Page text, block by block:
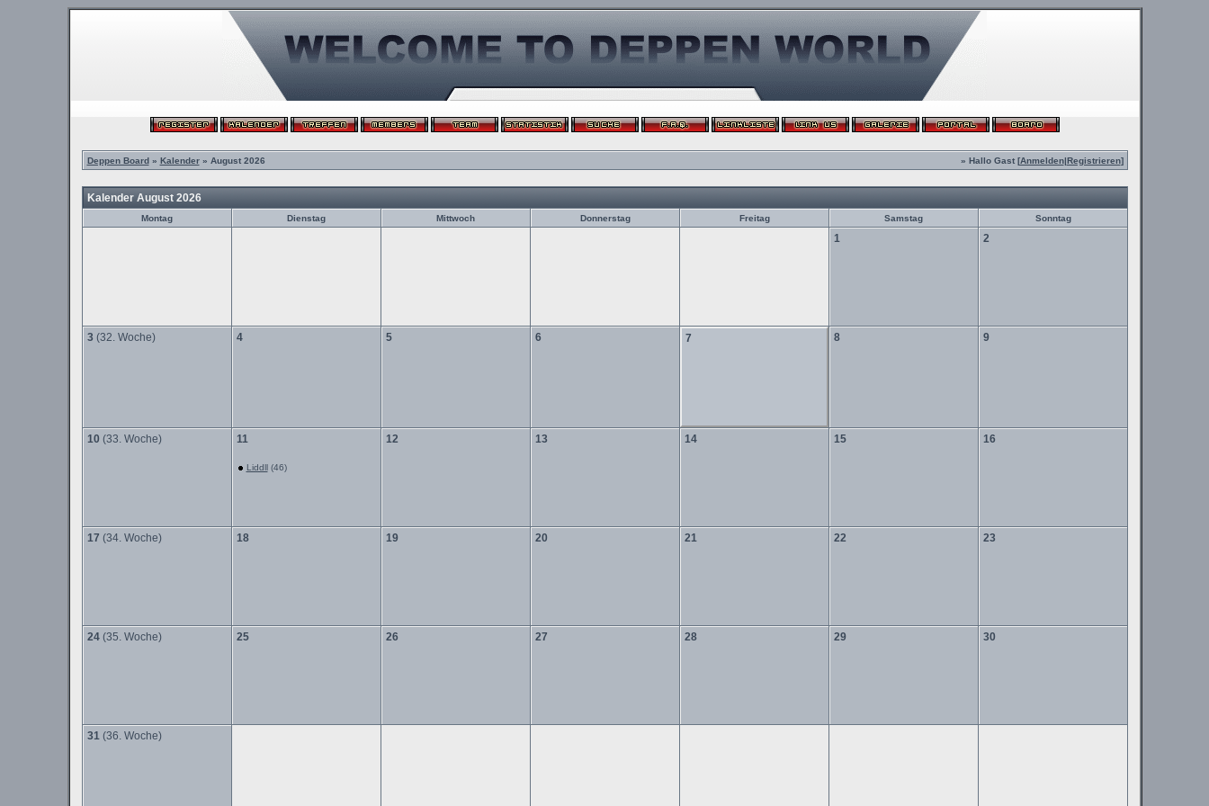
Deppen Board» Kalender» August 2026 » Hallo Gast [Anmelden|Registrieren]
Kalender August 2026
Montag Dienstag Mittwoch Donnerstag Freitag Samstag Sonntag
1 2
3 (32. Woche) 4 5 6 7 8 9
10 (33. Woche) 11
Liddll(46)
12 13 14 15 16
17 (34. Woche) 18 19 20 21 22 23
24(35. Woche) 25 26 27 28 29 30
31(36. Woche)